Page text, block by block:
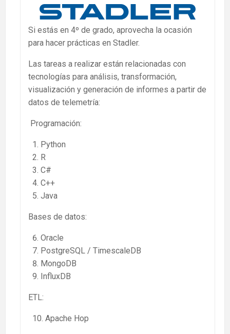
Si estás en 4º de grado, aprovecha la ocasión
para hacer prácticas en Stadler.
Las tareas a realizar están relacionadas con
tecnologías para análisis, transformación,
visualización y generación de informes a partir de
datos de telemetría:
Programación:
Python
R
C#
C++
Java
Bases de datos:
Oracle
PostgreSQL / TimescaleDB
MongoDB
InfluxDB
ETL:
Apache Hop